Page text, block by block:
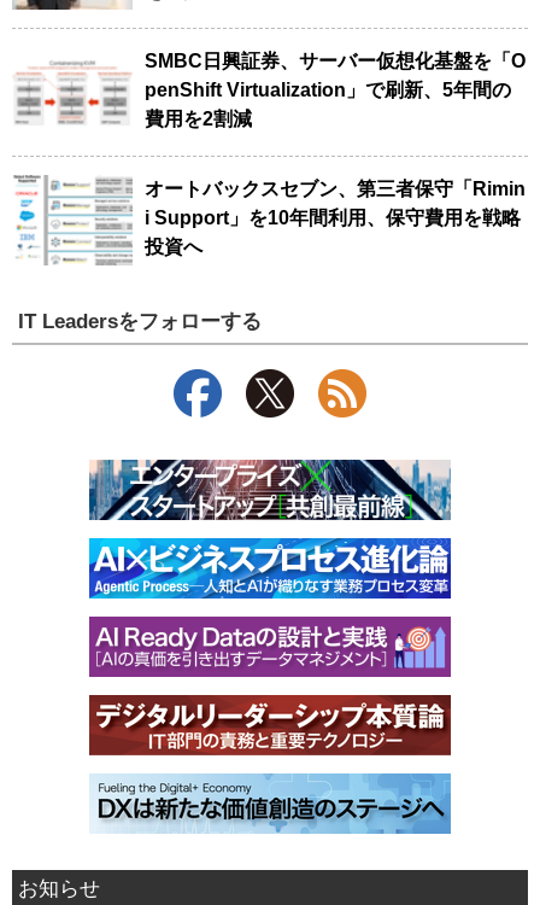
SMBC日興証券、サーバー仮想化基盤を「O
penShift Virtualization」で刷新、5年間の
費用を2割減
オートバックスセブン、第三者保守「Rimin
i Support」を10年間利用、保守費用を戦略
投資へ
IT Leadersをフォローする
お知らせ